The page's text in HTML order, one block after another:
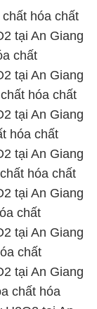
hóa chất
tại An Giang
hóa chất
tại An Giang
hóa chất
tại An Giang
chất
tại An Giang
chất
tại An Giang
chất hóa
tại An
HÓA CHẤT